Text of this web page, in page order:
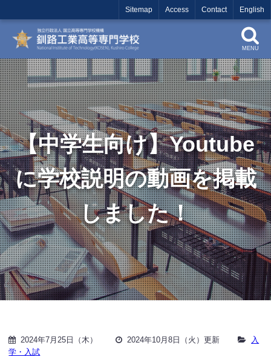
Sitemap Access Contact English
MENU
【中学生向け】Youtube
に学校説明の動画を掲載
しました！
2024年7月25日（木） 2024年10月8日（火）更新
入
学・入試